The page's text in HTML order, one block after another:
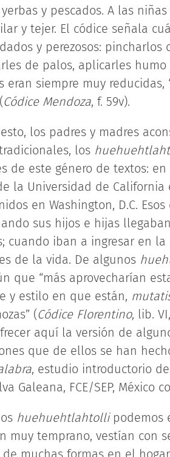
y pescados. A las
y tejer. El códice señala
y perezosos:
de palos, aplicarles
eran siempre muy reducidas,
Códice Mendoza, f. 59v).
los padres y madres
los
de este género de textos: en
la Universidad de
en Washington, D.C.
sus hijos e hijas
cuando iban a ingresar en
de la vida. De algunos
que “más aprovecharían
y estilo en que están,
(Códice Florentino, lib.
aquí la versión de
que de ellos se han
, estudio introductorio
Galeana, FCE/SEP, México
huehuehtlahtollipodemos
muy temprano, vestían con
muchas formas en el